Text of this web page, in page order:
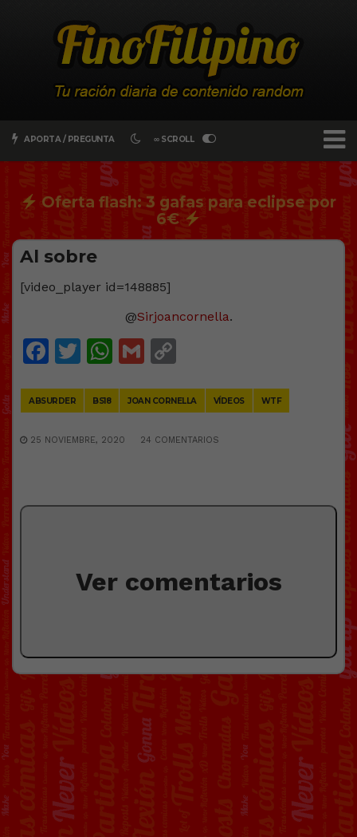
APORTA / PREGUNTA ∞ SCROLL
Oferta flash: 3 gafas para eclipse por
6€
Al sobre
[video_player id=148885]
@Sirjoancornella.
Facebook
Twitter
WhatsApp
Gmail
ABSURDER BS18 JOAN CORNELLA VÍDEOS WTF
25 NOVIEMBRE, 2020 24 COMENTARIOS
Ver comentarios